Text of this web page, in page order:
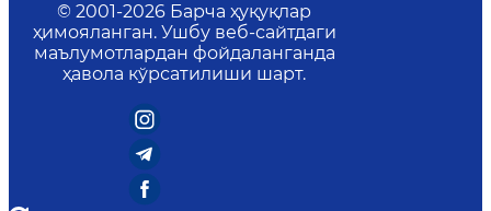
© 2001-2026 Барча ҳуқуқлар
ҳимояланган. Ушбу веб-сайтдаги
маълумотлардан фойдаланганда
ҳавола кўрсатилиши шарт.